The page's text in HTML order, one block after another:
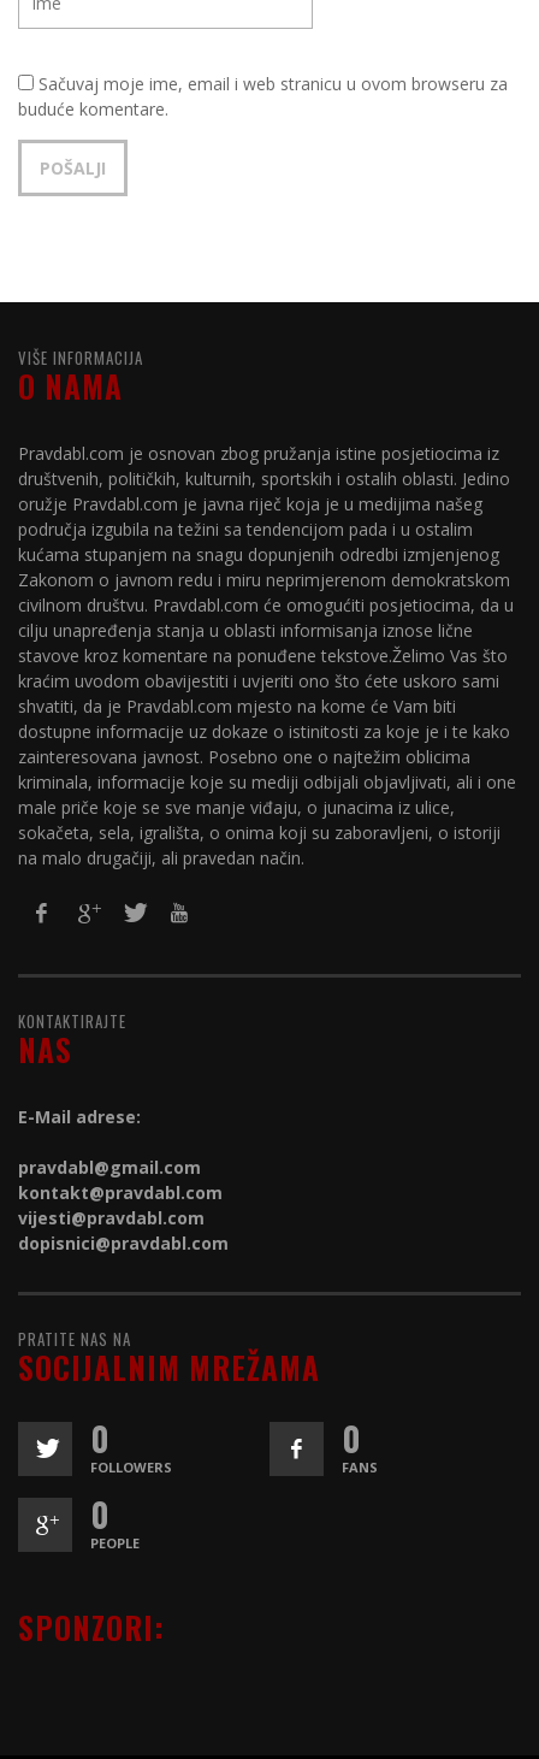
Sačuvaj moje ime, email i web stranicu u ovom browseru za
buduće komentare.
VIŠE INFORMACIJA
O NAMA
Pravdabl.com je osnovan zbog pružanja istine posjetiocima iz
društvenih, političkih, kulturnih, sportskih i ostalih oblasti. Jedino
oružje Pravdabl.com je javna riječ koja je u medijima našeg
područja izgubila na težini sa tendencijom pada i u ostalim
kućama stupanjem na snagu dopunjenih odredbi izmjenjenog
Zakonom o javnom redu i miru neprimjerenom demokratskom
civilnom društvu. Pravdabl.com će omogućiti posjetiocima, da u
cilju unapređenja stanja u oblasti informisanja iznose lične
stavove kroz komentare na ponuđene tekstove.Želimo Vas što
kraćim uvodom obavijestiti i uvjeriti ono što ćete uskoro sami
shvatiti, da je Pravdabl.com mjesto na kome će Vam biti
dostupne informacije uz dokaze o istinitosti za koje je i te kako
zainteresovana javnost. Posebno one o najtežim oblicima
kriminala, informacije koje su mediji odbijali objavljivati, ali i one
male priče koje se sve manje viđaju, o junacima iz ulice,
sokačeta, sela, igrališta, o onima koji su zaboravljeni, o istoriji
na malo drugačiji, ali pravedan način.
KONTAKTIRAJTE
NAS
E-Mail adrese:
pravdabl@gmail.com
kontakt@pravdabl.com
vijesti@pravdabl.com
dopisnici@pravdabl.com
PRATITE NAS NA
SOCIJALNIM MREŽAMA
0
FOLLOWERS
0
FANS
0
PEOPLE
SPONZORI: